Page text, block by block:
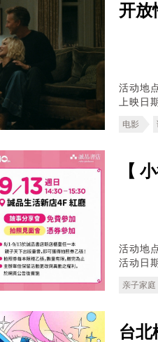
开放
活动地
上映日
电影
【
活动地
活动日
亲子家庭
台北